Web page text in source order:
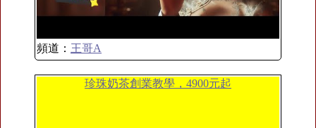
頻道： 王哥A
珍珠奶茶創業教學，4900元起